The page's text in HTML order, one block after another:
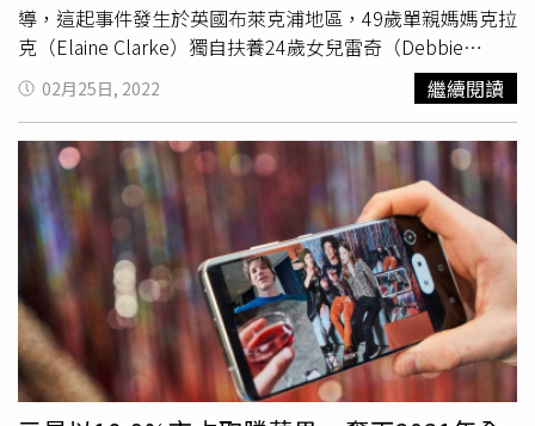
蟎叮咬經常和跳蚤、臭蟲叮咬及疥瘡混淆。該如何分辨呢？
潘企岳解釋，雖然跳蚤、臭蟲叮咬反應也是丘疹樣蕁麻疹，
不過疹子可能大一點，且不會像禽蟎叮咬這麼密集。病史詢
問對鑑別診斷也很重要，譬如家中有老鼠出沒則可能是跳蚤
叮咬，曾看到樣似蟑螂的小蟲則可能是臭蟲叮咬。疥瘡疹子
相對小很多而非丘疹樣蕁麻疹，另外可能產生棕色節結，加
上好犯的典型部位，與禽蟎叮咬分辨並不困難。至於如何擺
脫及防範禽蟎的危害，首先要防止鳥類於房子外棲息築巢，
特別是窗外、冷氣旁、陽台等處。若發現鳥巢可等小鳥成長
離巢後盡速清除。暫時離開已入侵的房間或空間並使用殺蟲
劑來清除禽蟎。儘量避免於戶外晾曬衣物，尤其是有鳥類出
沒的處所。家中保持乾燥，使用空調及除濕機可加速禽蟎的
死亡。
導，這起事件發生於英國布萊克浦地區，49歲單親媽媽克拉
克（Elaine Clarke）獨自扶養24歲女兒雷奇（Debbie
Leitch），不過2019年8月，雷奇卻被發現陳屍在家中、滿
是垃圾、尿布和排泄物的房間中，被發現時她早已骨瘦如
柴，體重僅約23公斤。單親媽媽克拉克（左）惡意餓死自己
的女兒。（圖／翻攝自推特）員警調查發現，患有唐氏症的
雷奇顯然遭到冷血母親長期虐待，將她鎖在髒亂的房間內置
之不理，直到最後活活被餓死；調查檢察官哈里森
（JohnHarrison）描述，雷奇的死狀相當悽慘，因為被長
期忽視，患有嚴重的疥瘡，已經蔓延到員警發現屍體時，難
以辨別其性別，她的襪子、衣服也極其破爛，「當我們剪下
她的衣服時，一些皮膚也隨之剝落，她的背上也爬滿了蛆
蟲」。24歲、患有唐氏症女子雷奇。（圖／翻攝自推特）事
實上，克拉克的姪女穆格里奇（Sammy Mugridge）先前到
她家時，就有發現雷奇生活在臭氣沖天的髒亂房間裡，還因
02月25日, 2022 繼續閱讀